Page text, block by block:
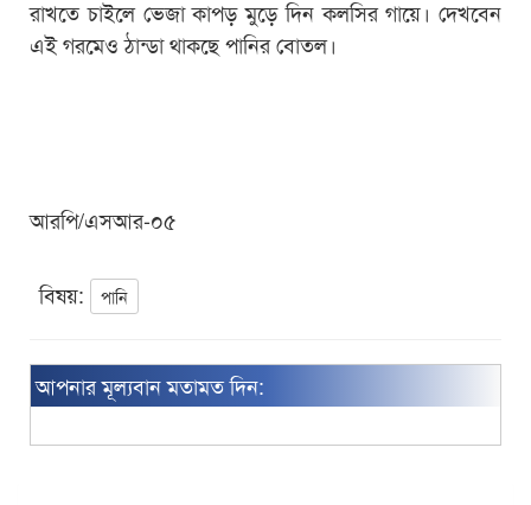
রাখতে চাইলে ভেজা কাপড় মুড়ে দিন কলসির গায়ে। দেখবেন
এই গরমেও ঠান্ডা থাকছে পানির বোতল।
আরপি/এসআর-০৫
বিষয়: পানি
আপনার মূল্যবান মতামত দিন: